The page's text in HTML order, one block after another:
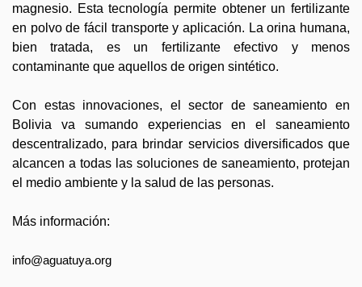
magnesio. Esta tecnología permite obtener un fertilizante
en polvo de fácil transporte y aplicación. La orina humana,
bien tratada, es un fertilizante efectivo y menos
contaminante que aquellos de origen sintético.
Con estas innovaciones, el sector de saneamiento en
Bolivia va sumando experiencias en el saneamiento
descentralizado, para brindar servicios diversificados que
alcancen a todas las soluciones de saneamiento, protejan
el medio ambiente y la salud de las personas.
Más información:
info@aguatuya.org